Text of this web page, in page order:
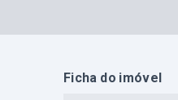
Ficha do imóvel